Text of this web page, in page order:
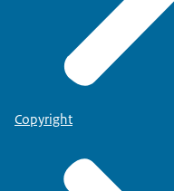
Copyright